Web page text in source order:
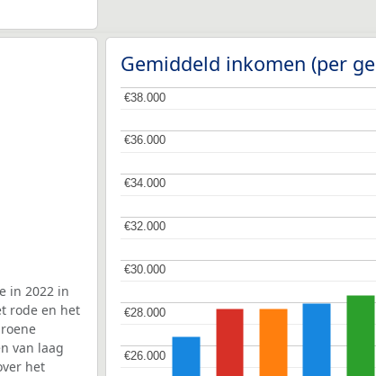
in 2022 in
rode en het
van laag
het
Gemiddeld inkomen (per
€26.000
€26.000
€28.000
€28.000
€30.000
€30.000
€32.000
€32.000
€34.000
€34.000
€36.000
€36.000
€38.000
€38.000